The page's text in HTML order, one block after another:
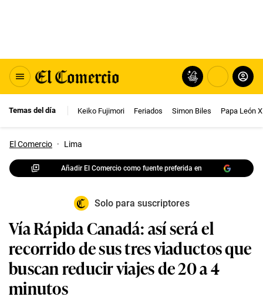
Temas del día Keiko Fujimori Feriados Simon Biles Papa León
El Comercio · Lima
Añadir El Comercio como fuente preferida en
Solo para suscriptores
Vía Rápida Canadá: así será el
recorrido de sus tres viaductos que
buscan reducir viajes de 20 a 4
minutos